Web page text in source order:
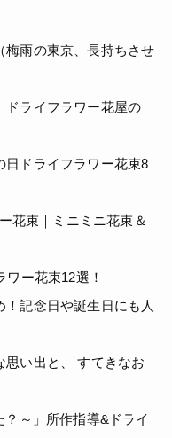
雨の東京、長持ちさせ
ライフラワー花屋の
ドライフラワー花束8
花束｜ミニミニ花束＆
ー花束12選！
記念日や誕生日にも人
い出と、 すてきなお
～」所作指導&ドライ